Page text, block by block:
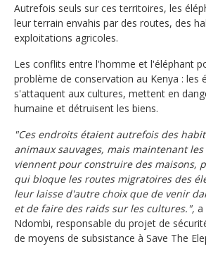
Autrefois seuls sur ces territoires, les
leur terrain envahis par des routes, des
exploitations agricoles.
Les conflits entre l'homme et l'éléphant
problème de conservation au Kenya : les
s'attaquent aux cultures, mettent en
humaine et détruisent les biens.
"Ces endroits étaient autrefois des
animaux sauvages, mais maintenant les
viennent pour construire des maisons,
qui bloque les routes migratoires des
leur laisse d'autre choix que de venir
et de faire des raids sur les cultures.", a
Ndombi, responsable du projet de
de moyens de subsistance à Save The